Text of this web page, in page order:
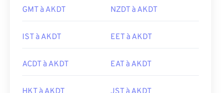
GMT à AKDT NZDT à AKDT
IST à AKDT EET à AKDT
ACDT à AKDT EAT à AKDT